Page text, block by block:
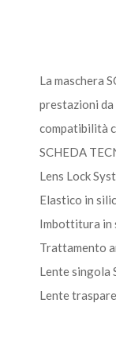
La maschera
prestazioni
compatibilità
SCHEDA
Lens Lock
Elastico in
Imbottitura in
Trattamento
Lente singola
Lente